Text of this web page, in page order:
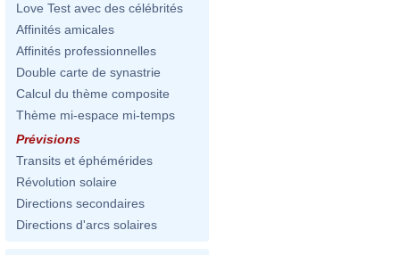
Love Test avec des célébrités
Affinités amicales
Affinités professionnelles
Double carte de synastrie
Calcul du thème composite
Thème mi-espace mi-temps
Prévisions
Transits et éphémérides
Révolution solaire
Directions secondaires
Directions d'arcs solaires